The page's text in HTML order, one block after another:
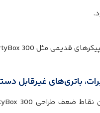
باتری‌های غیرقابل